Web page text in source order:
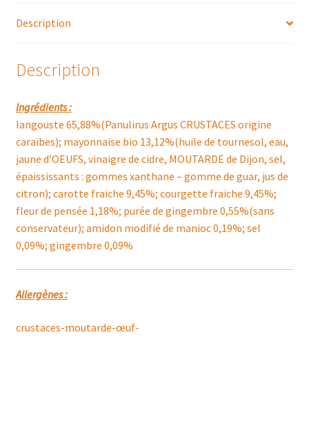
Description
Description
Ingrédients :
langouste 65,88%(Panulirus Argus CRUSTACES origine
caraïbes); mayonnaise bio 13,12%(huile de tournesol, eau,
jaune d’OEUFS, vinaigre de cidre, MOUTARDE de Dijon, sel,
épaississants : gommes xanthane – gomme de guar, jus de
citron); carotte fraiche 9,45%; courgette fraiche 9,45%;
fleur de pensée 1,18%; purée de gingembre 0,55%(sans
conservateur); amidon modifié de manioc 0,19%; sel
0,09%; gingembre 0,09%
Allergènes :
crustaces-moutarde-œuf-